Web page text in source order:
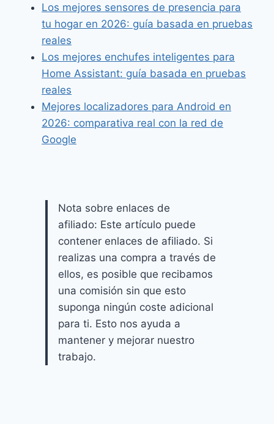
Los mejores sensores de presencia para
tu hogar en 2026: guía basada en pruebas
reales
Los mejores enchufes inteligentes para
Home Assistant: guía basada en pruebas
reales
Mejores localizadores para Android en
2026: comparativa real con la red de
Google
Nota sobre enlaces de
afiliado: Este artículo puede
contener enlaces de afiliado. Si
realizas una compra a través de
ellos, es posible que recibamos
una comisión sin que esto
suponga ningún coste adicional
para ti. Esto nos ayuda a
mantener y mejorar nuestro
trabajo.